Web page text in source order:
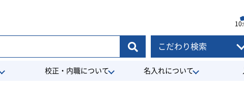
こだわり検索
校正・内職について 名入れについて